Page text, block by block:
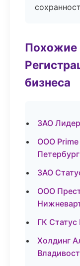
Похожие
бизнеса
ЗАО
ООО
Петербург
ЗАО
ООО
ГК
Холдинг